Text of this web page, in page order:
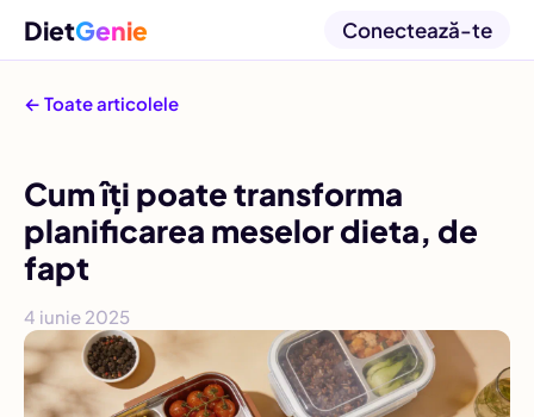
DietGenie Conectează-te
← Toate articolele
Cum îți poate transforma
planificarea meselor dieta, de
fapt
4 iunie 2025